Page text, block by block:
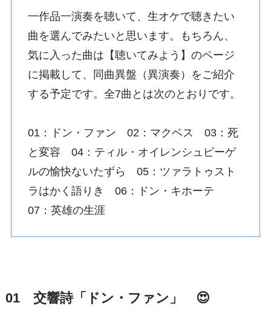
一作品一演奏を聴いて、生オケで聴きたい
曲を選んでみたいと思います。もちろん、
気に入った曲は【聴いてみよう】のページ
に掲載して、同曲異盤（異演奏）をご紹介
する予定です。全7曲とは次のとおりです。
01：ドン・ファン 02：マクベス 03：死
と変容 04：ティル・オイレンシュピーゲ
ルの愉快ないたずら 05：ツァラトゥスト
ラはかく語りき 06：ドン・キホーテ
07：英雄の生涯
01 交響詩「ドン・ファン」 😍